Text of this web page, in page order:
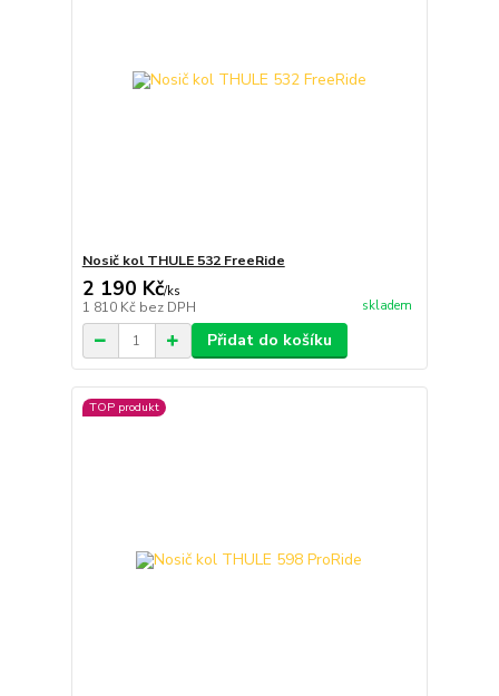
Nosič kol THULE 532 FreeRide
2 190 Kč/ks
1 810 Kč bez DPH skladem
Přidat do košíku
TOP produkt